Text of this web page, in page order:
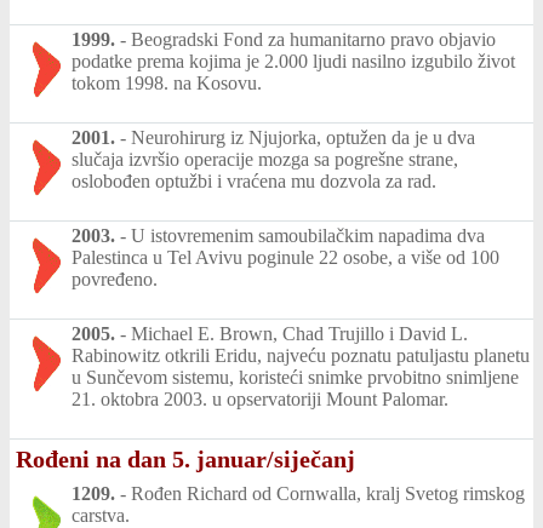
1999. - Beogradski Fond za humanitarno pravo objavio
podatke prema kojima je 2.000 ljudi nasilno izgubilo život
tokom 1998. na Kosovu.
2001. - Neurohirurg iz Njujorka, optužen da je u dva
slučaja izvršio operacije mozga sa pogrešne strane,
oslobođen optužbi i vraćena mu dozvola za rad.
2003. - U istovremenim samoubilačkim napadima dva
Palestinca u Tel Avivu poginule 22 osobe, a više od 100
povređeno.
2005. - Michael E. Brown, Chad Trujillo i David L.
Rabinowitz otkrili Eridu, najveću poznatu patuljastu planetu
u Sunčevom sistemu, koristeći snimke prvobitno snimljene
21. oktobra 2003. u opservatoriji Mount Palomar.
Rođeni na dan 5. januar/siječanj
1209. - Rođen Richard od Cornwalla, kralj Svetog rimskog
carstva.